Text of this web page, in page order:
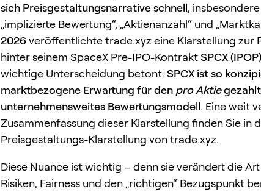
sich Preisgestaltungsnarrative schnell,
„implizierte Bewertung“, „Aktienanzahl“ und
2026veröffentlichte trade.xyz eine Klarstellung zur
hinter seinem SpaceX Pre-IPO-KontraktSPCX (IPOP)
wichtige Unterscheidung betont: SPCX ist so
marktbezogene Erwartung für den pro Aktie
unternehmensweites Bewertungsmodell. Eine weit
Zusammenfassung dieser Klarstellung finden Sie in
Preisgestaltungs-Klarstellung von trade.xyz.
Diese Nuance ist wichtig – denn sie verändert die
Risiken, Fairness und den „richtigen“ Bezugspunkt